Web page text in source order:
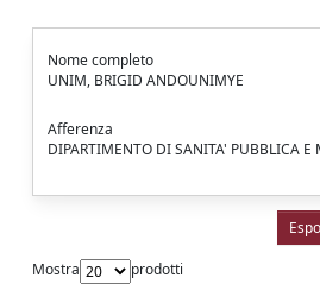
Nome completo
UNIM, BRIGID ANDOUNIMYE
Afferenza
DIPARTIMENTO DI SANITA' PUBBLICA E
Mostra
prodotti